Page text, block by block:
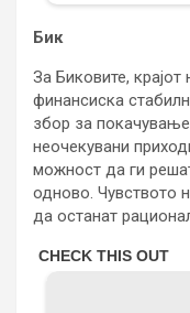
Бик
За Биковите,
финансиска
збор за
неочекувани
можност да ги
одново. Чувството
да останат